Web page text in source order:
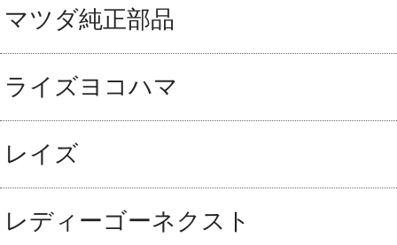
マツダ純正部品
ライズヨコハマ
レイズ
レディーゴーネクスト